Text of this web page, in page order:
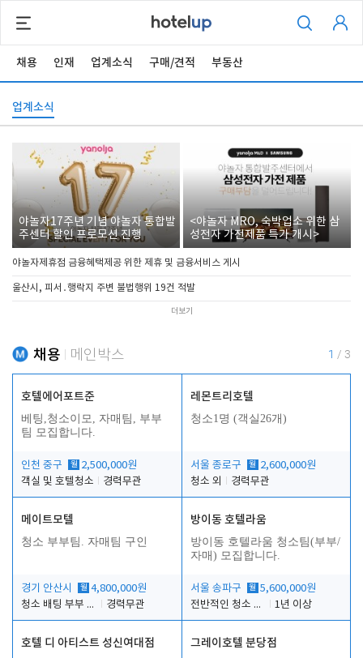
채용 인재 업계소식 구매/견적 부동산
업계소식
야놀자17주년 기념 야놀자 통합발
주센터 할인 프로모션 진행
<야놀자 MRO, 숙박업소 위한 삼
성전자 가전제품 특가 개시>
야놀자제휴점 금융혜택제공 위한 제휴 및 금융서비스 게시
울산시, 피서․행락지 주변 불법행위 19건 적발
더보기
채용 메인박스 1 / 3
호텔에어포트준
베팅,청소이모, 자매팀, 부부
팀 모집합니다.
인천 중구 월 2,500,000원
객실 및 호텔청소
경력무관
레몬트리호텔
청소1명 (객실26개)
서울 종로구 월 2,600,000원
청소 외
경력무관
메이트모텔
청소 부부팀. 자매팀 구인
경기 안산시 월 4,800,000원
청소 배팅 부부 구합니다
경력무관
방이동 호텔라움
방이동 호텔라움 청소팀(부부/
자매) 모집합니다.
서울 송파구 월 5,600,000원
전반적인 청소 업무(객실청소.객실정리)
1년 이상
호텔 디 아티스트 성신여대점 그레이호텔 분당점